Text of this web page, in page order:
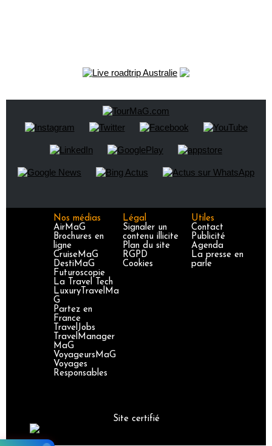
Nos médias
AirMaG
Brochures en
ligne
CruiseMaG
DestiMaG
Futuroscopie
La Travel Tech
LuxuryTravelMa
G
Partez en
France
TravelJobs
TravelManager
MaG
VoyageursMaG
Voyages
Responsables
Légal
Signaler un
contenu illicite
Plan du site
RGPD
Cookies
Utiles
Contact
Publicité
Agenda
La presse en
parle
Site certifié